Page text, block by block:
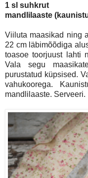
1 sl suhkrut
mandlilaaste
Viiluta maasikad ning
22 cm läbimõõdiga
toasoe toorjuust lahti
Vala segu
purustatud küpsised.
vahukoorega.
mandlilaaste. Serveeri.